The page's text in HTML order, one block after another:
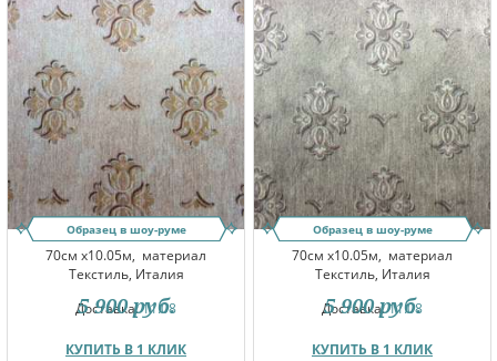
Образец в шоу-руме
70см x10.05м, материал
Текстиль, Италия
Доставка:11.08
КУПИТЬ В 1 КЛИК
5 900 руб.
Образец в шоу-руме
70см x10.05м, материал
Текстиль, Италия
Доставка:11.08
КУПИТЬ В 1 КЛИК
5 900 руб.